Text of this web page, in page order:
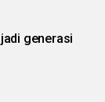
generasi